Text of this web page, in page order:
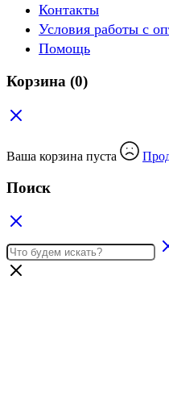
Контакты
Условия работы с
Помощь
Корзина (0)
Ваша корзина пуста
Поиск